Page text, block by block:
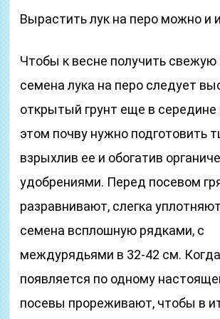
Вырастить лук на перо можно и
Чтобы к весне получить свежую
семена лука на перо следует
открытый грунт еще в
этом почву нужно подготовить
взрыхлив ее и обогатив
удобрениями. Перед посевом
разравнивают, слегка
семена всплошную рядками, с
междурядьями в 32-42 см.
появляется по одному
посевы прореживают, чтобы в